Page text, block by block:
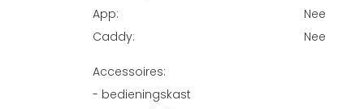
App:
Nee
Caddy:
Nee
Accessoires:
- bedieningskast